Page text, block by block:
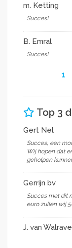
m. Ketting
Succes!
B. Emral
Succes!
1
Top 3
Gert Nel
Succes, een
Wij hopen dat
geholpen
Gerrijn bv
Succes met dit
euro zullen wij
J. van